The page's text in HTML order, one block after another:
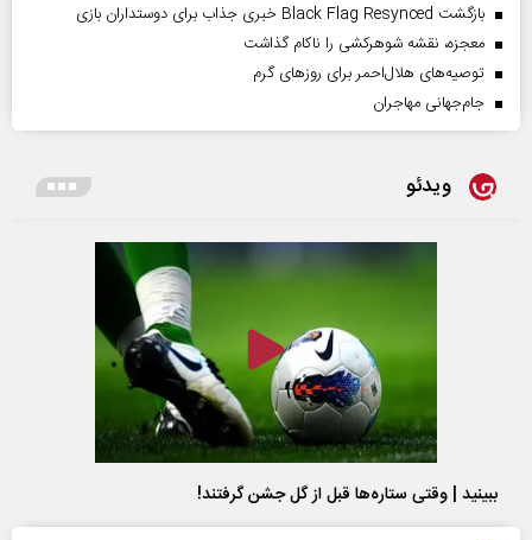
بازگشت Black Flag Resynced خبری جذاب برای دوستداران بازی
معجزه، نقشه شوهرکشی را ناکام گذاشت
توصیه‌های هلال‌احمر برای روز‌های گرم
جام‌جهانی مهاجران
ویدئو
ببینید | وقتی ستاره‌ها قبل از گل جشن گرفتند!